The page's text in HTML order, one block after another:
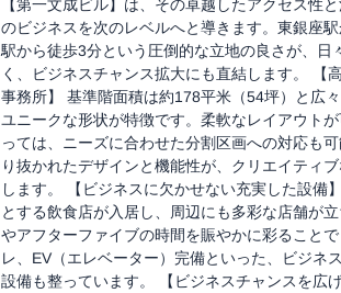
【第一文成ビル】は、その卓越したアクセス性
のビジネスを次のレベルへと導きます。東銀座
駅から徒歩3分という圧倒的な立地の良さが、日
く、ビジネスチャンス拡大にも直結します。 【
事務所】 基準階面積は約178平米（54坪）と広
ユニークな形状が特徴です。柔軟なレイアウト
っては、ニーズに合わせた分割区画への対応も
り抜かれたデザインと機能性が、クリエイティ
します。 【ビジネスに欠かせない充実した設備
とする飲食店が入居し、周辺にも多彩な店舗が
やアフターファイブの時間を賑やかに彩ること
レ、EV（エレベーター）完備といった、ビジネ
設備も整っています。 【ビジネスチャンスを広